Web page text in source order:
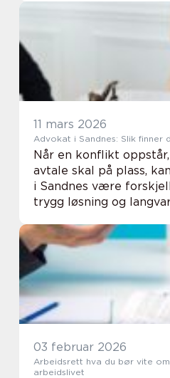
11 mars 2026
Advokat i Sandnes: Slik finner
Når en konflikt
avtale skal på plass,
i Sandnes være
trygg løsning og
næringsli...
03 februar 2026
Arbeidsrett hva du bør vite om rettigheter og plikter i
arbeidslivet